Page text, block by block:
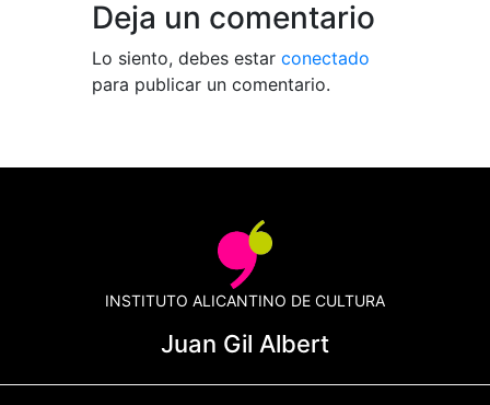
Deja un comentario
Lo siento, debes estar conectado
para publicar un comentario.
INSTITUTO ALICANTINO DE CULTURA
Juan Gil Albert